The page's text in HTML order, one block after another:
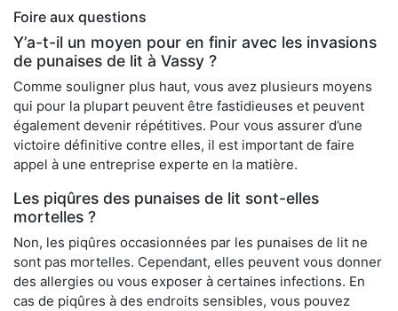
Foire aux questions
Y’a-t-il un moyen pour en finir avec les invasions
de punaises de lit à Vassy ?
Comme souligner plus haut, vous avez plusieurs moyens
qui pour la plupart peuvent être fastidieuses et peuvent
également devenir répétitives. Pour vous assurer d’une
victoire définitive contre elles, il est important de faire
appel à une entreprise experte en la matière.
Les piqûres des punaises de lit sont-elles
mortelles ?
Non, les piqûres occasionnées par les punaises de lit ne
sont pas mortelles. Cependant, elles peuvent vous donner
des allergies ou vous exposer à certaines infections. En
cas de piqûres à des endroits sensibles, vous pouvez